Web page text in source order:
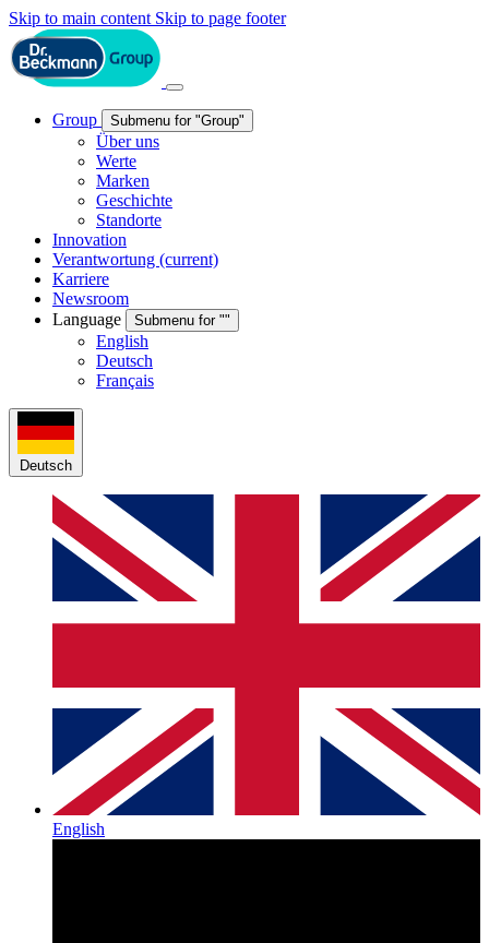
Skip to main content Skip to page footer
Group Submenu for "Group"
Über uns
Werte
Marken
Geschichte
Standorte
Innovation
Verantwortung (current)
Karriere
Newsroom
Language
Submenu for ""
English
Deutsch
Français
Deutsch
English